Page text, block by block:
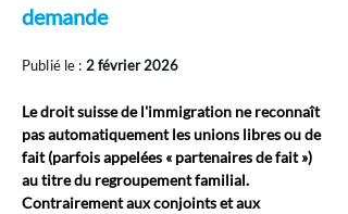
demande
Publié le : 2 février 2026
Le droit suisse de l'immigration ne reconnaît
pas automatiquement les unions libres ou de
fait (parfois appelées « partenaires de fait »)
au titre du regroupement familial.
Contrairement aux conjoints et aux